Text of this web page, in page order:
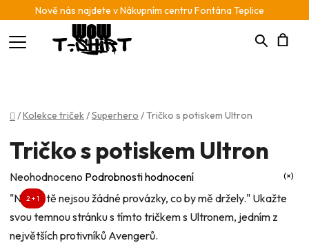
Nově nás najdete v Nákupním centru Fontána Teplice
Hledat
Domů
/Kolekce triček/Superhero /Tričko s potiskem Ultron
"Na světě nejsou žádné provázky, co by mě držely." Ukažte
svou temnou stránku s tímto tričkem s Ultronem, jedním z
největších protivníků Avengerů.
Tričko s potiskem Ultron
Průměrné
hodnocení
produktu
je
Neohodnoceno Podrobnosti hodnocení
2 + 1